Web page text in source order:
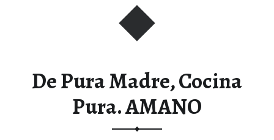
De Pura Madre, Cocina
Pura. AMANO